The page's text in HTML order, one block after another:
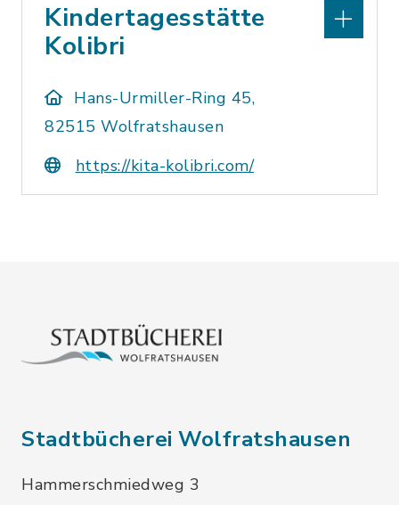
Kindertagesstätte
Kolibri
Hans-Urmiller-Ring 45,
82515 Wolfratshausen
https://kita-kolibri.com/
Stadtbücherei Wolfratshausen
Hammerschmiedweg 3